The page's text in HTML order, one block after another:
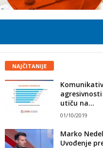
NAJČITANIJE
utiču na...
01/10/2019
Marko
Uvođenje